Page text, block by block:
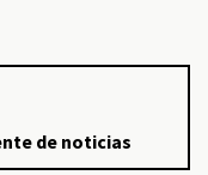
de noticias